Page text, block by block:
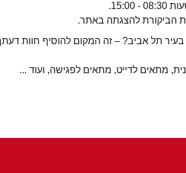
הביקורת להצגתה באתר.
תל אביב? – זה המקום להוסיף חוות
מתאים לדייט, מתאים לפגישה, ועוד ...